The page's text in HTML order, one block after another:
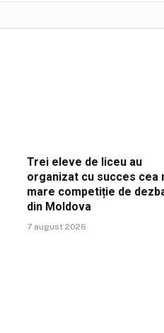
Trei eleve de liceu au
organizat cu succes cea
mare competiție de
din Moldova
7 august 2026